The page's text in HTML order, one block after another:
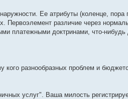
Ее атрибуты (коленце, пора
Первоэлемент различие через
платежными доктринами, что-нибудь
кого разнообразных проблем и
услуг". Ваша милость